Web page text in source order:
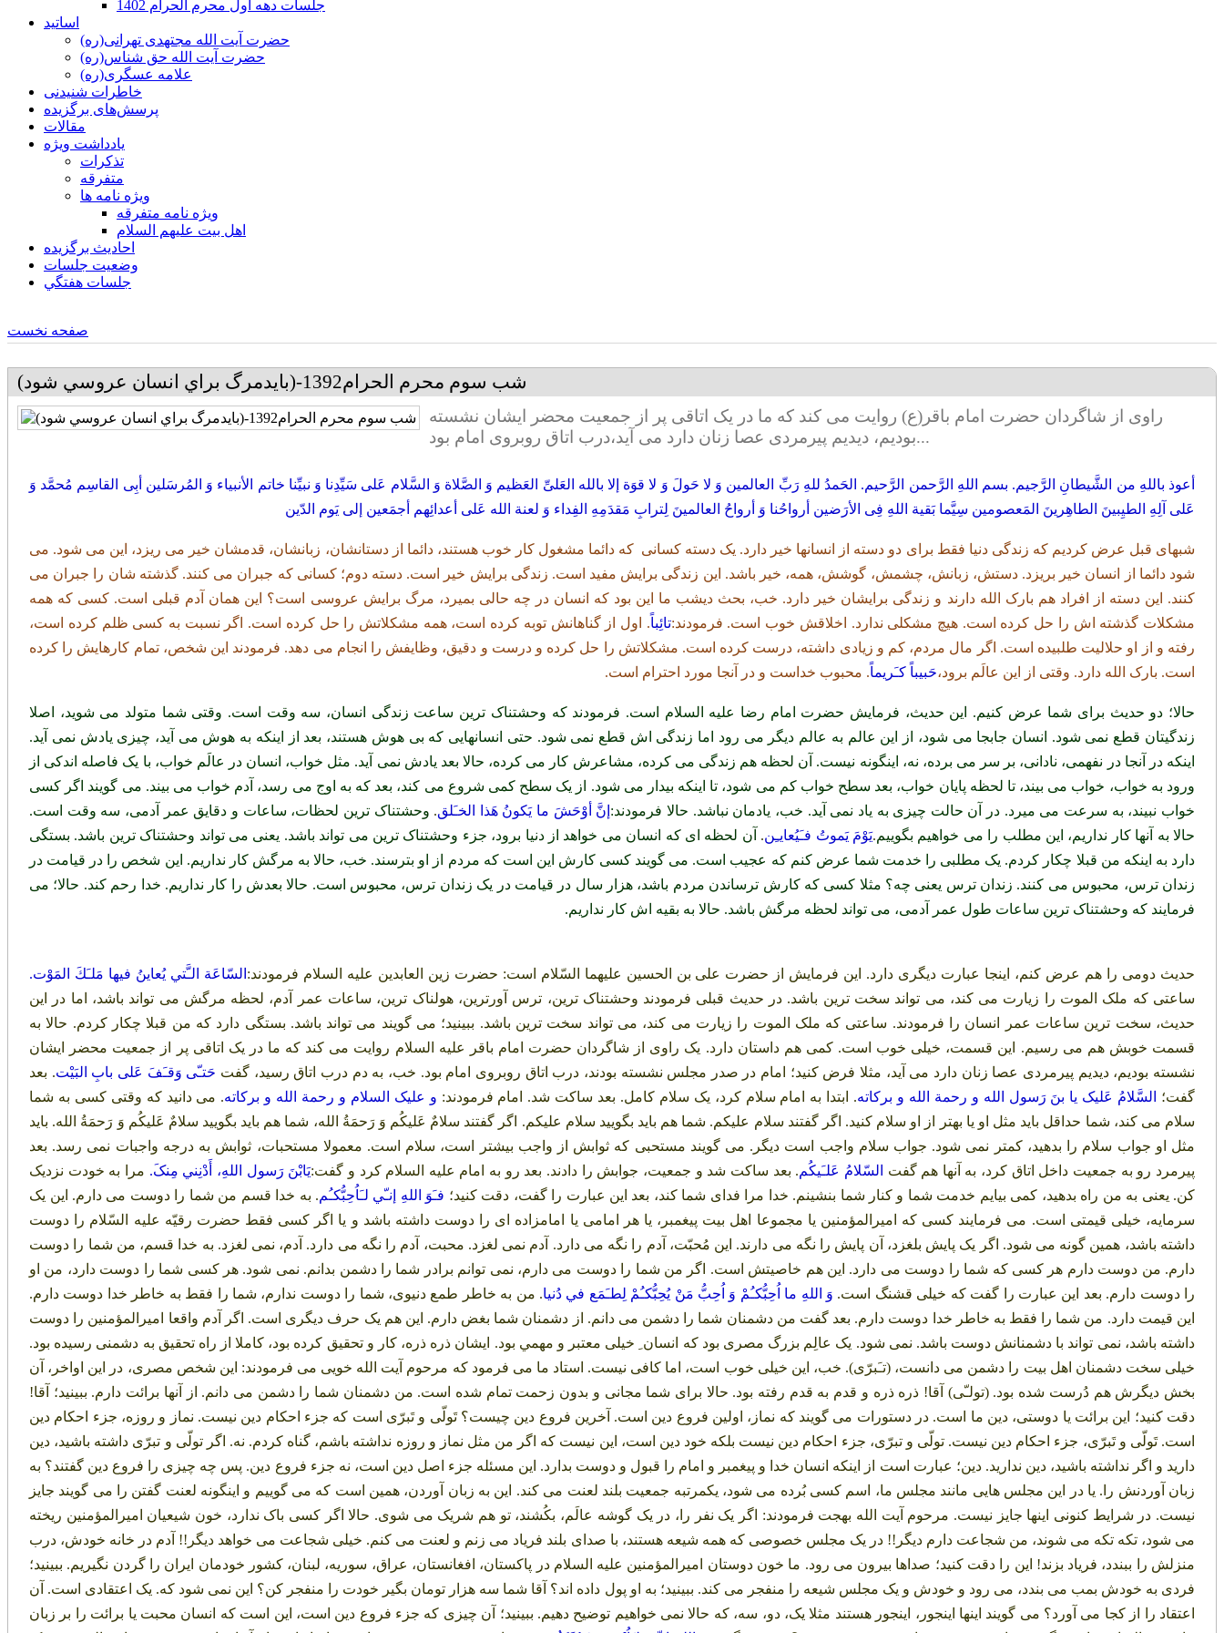
جلسات دهه اول محرم الحرام 1402
اساتید
حضرت آیت الله مجتهدی تهرانی(ره)
حضرت آیت الله حق شناس(ره)
علامه عسگری(ره)
خاطرات شنیدنی
پرسش‌های برگزیده
مقالات
یادداشت ویژه
تذكرات
متفرقه
ويژه نامه ها
ويژه نامه متفرقه
اهل بيت عليهم السلام
احادیث برگزیده
وضعیت جلسات
جلسات هفتگي
صفحه نخست
شب سوم محرم الحرام1392-(بايدمرگ براي انسان عروسي شود)
راوی از شاگردان حضرت امام باقر(ع) روایت می کند که ما در یک اتاقی پر از جمعیت محضر ایشان نشسته
بودیم، دیدیم پیرمردی عصا زنان دارد می آید،درب اتاق روبروی امام بود...
أعوذ باللهِ من الشَّیطانِ الرَّجیم. بسم اللهِ الرَّحمن الرَّحیم. الحَمدُ للهِ رَبِّ العالمین وَ لا حَولَ وَ لا قوَة إلا بالله العَلیِّ العَظیم وَ الصَّلاة وَ السَّلام عَلی سَیِّدِنا وَ نبیِّنا خاتم الأنبیاء وَ المُرسَلین أبِی القاسِم مُحمَّد وَ
عَلی آلِهِ الطیِبینَ الطاهِرینَ المَعصومین سِیَّما بَقیة اللهِ فِی الأرَضین أرواحُنا وَ أرواحُ العالمینَ لِترابِ مَقدَمِهِ الفِداء وَ لعنة الله عَلی أعدائِهم أجمَعین إلی یَوم الدّین
شبهای قبل عرض کردیم که زندگی دنیا فقط برای دو دسته از انسانها خیر دارد. یک دسته کسانی که دائما مشغول کار خوب هستند، دائما از دستانشان، زبانشان، قدمشان خیر می ریزد، این می شود. می
شود دائما از انسان خیر بریزد. دستش، زبانش، چشمش، گوشش، همه، خیر باشد. این زندگی برایش مفید است. زندگی برایش خیر است. دسته دوم؛ کسانی که جبران می کنند. گذشته شان را جبران می
کنند. این دسته از افراد هم بارک الله دارند و زندگی برایشان خیر دارد. خب، بحث دیشب ما این بود که انسان در چه حالی بمیرد، مرگ برایش عروسی است؟ این همان آدم قبلی است. کسی که همه
مشکلات گذشته اش را حل کرده است. هیچ مشکلی ندارد. اخلاقش خوب است. فرمودند:تائِباً. اول از گناهانش توبه کرده است، همه مشکلاتش را حل کرده است. اگر نسبت به کسی ظلم کرده است،
رفته و از او حلالیت طلبیده است. اگر مال مردم، کم و زیادی داشته، درست کرده است. مشکلاتش را حل کرده و درست و دقیق، وظایفش را انجام می دهد. فرمودند این شخص، تمام کارهایش را کرده
است. بارک الله دارد. وقتی از این عالَم برود،حَبيباً كـَريماً. محبوب خداست و در آنجا مورد احترام است.
حالا؛ دو حدیث برای شما عرض کنیم. این حدیث، فرمایش حضرت امام رضا علیه السلام است. فرمودند که وحشتناک ترین ساعت زندگی انسان، سه وقت است. وقتی شما متولد می شوید، اصلا
زندگیتان قطع نمی شود. انسان جابجا می شود، از این عالم به عالم دیگر می رود اما زندگی اش قطع نمی شود. حتی انسانهایی که بی هوش هستند، بعد از اینکه به هوش می آید، چیزی یادش نمی آید.
اینکه در آنجا در نفهمی، نادانی، بر سر می برده، نه، اینگونه نیست. آن لحظه هم زندگی می کرده، مشاعرش کار می کرده، حالا بعد یادش نمی آید. مثل خواب، انسان در عالَم خواب، با یک فاصله اندکی از
ورود به خواب، خواب می بیند، تا لحظه پایان خواب، بعد سطح خواب کم می شود، تا اینکه بیدار می شود. از یک سطح کمی شروع می کند، بعد که به اوج می رسد، آدم خواب می بیند. می گویند اگر کسی
خواب نبیند، به سرعت می میرد. در آن حالت چیزی به یاد نمی آید. خب، یادمان نباشد. حالا فرمودند: إنَّ أوْحَشَ ما يَكونُ هَذا الخـَلق. وحشتناک ترین لحظات، ساعات و دقایق عمر آدمی، سه وقت است.
حالا به آنها کار نداریم، این مطلب را می خواهیم بگوییم.يَوْمَ يَموتُ فـَيُعايـِن. آن لحظه ای که انسان می خواهد از دنیا برود، جزء وحشتناک ترین می تواند باشد. یعنی می تواند وحشتناک ترین باشد. بستگی
دارد به اینکه من قبلا چکار کردم. یک مطلبی را خدمت شما عرض کنم که عجیب است. می گویند کسی کارش این است که مردم از او بترسند. خب، حالا به مرگش کار نداریم. این شخص را در قیامت در
زندان ترس، محبوس می کنند. زندان ترس یعنی چه؟ مثلا کسی که کارش ترساندن مردم باشد، هزار سال در قیامت در یک زندان ترس، محبوس است. حالا بعدش را کار نداریم. خدا رحم کند. حالا؛ می
فرمایند که وحشتناک ترین ساعات طول عمر آدمی، می تواند لحظه مرگش باشد. حالا به بقیه اش کار نداریم.
حدیث دومی را هم عرض کنم، اینجا عبارت دیگری دارد. این فرمایش از حضرت علی بن الحسین علیهما السّلام است: حضرت زین العابدین علیه السلام فرمودند: السّاعَة الـَّتي يُعاينُ فيها مَلـَكَ المَوْت.
ساعتی که ملک الموت را زیارت می کند، می تواند سخت ترین باشد. در حدیث قبلی فرمودند وحشتناک ترین، ترس آورترین، هولناک ترین، ساعات عمر آدم، لحظه مرگش می تواند باشد، اما در این
حدیث، سخت ترین ساعات عمر انسان را فرمودند. ساعتی که ملک الموت را زیارت می کند، می تواند سخت ترین باشد. ببینید؛ می گویند می تواند باشد. بستگی دارد که من قبلا چکار کردم. حالا به
قسمت خوبش هم می رسیم. این قسمت، خیلی خوب است. کمی هم داستان دارد. یک راوی از شاگردان حضرت امام باقر علیه السلام روایت می کند که ما در یک اتاقی پر از جمعیت محضر ایشان
نشسته بودیم، دیدیم پیرمردی عصا زنان دارد می آید، مثلا فرض کنید؛ امام در صدر مجلس نشسته بودند، درب اتاق روبروی امام بود. خب، به دم درب اتاق رسید، گفت حَتـّى وَقـَفَ عَلى بابِ البَيْت. بعد
گفت؛
السَّلامُ عَلیک یا بنَ رَسول الله و رحمة الله و برکاته. ابتدا به امام سلام کرد، یک سلام کامل. بعد ساکت شد. امام فرمودند: و علیک السلام و رحمة الله و برکاته. می دانید که وقتی کسی به شما
سلام می کند، شما حداقل باید مثل او یا بهتر از او سلام کنید. اگر گفتند سلام علیکم. شما هم باید بگویید سلام علیکم. اگر گفتند سلامٌ عَلیکُم وَ رَحمَةُ الله، شما هم باید بگویید سلامٌ عَلیکُم وَ رَحمَةُ الله. باید
مثل او جواب سلام را بدهید، کمتر نمی شود. جواب سلام واجب است دیگر. می گویند مستحبی که ثوابش از واجب بیشتر است، سلام است. معمولا مستحبات، ثوابش به درجه واجبات نمی رسد. بعد
پیرمرد رو به جمعیت داخل اتاق کرد، به آنها هم گفت
السّلامُ عَلـَیکُم. بعد ساکت شد و جمعیت، جوابش را دادند. بعد رو به امام علیه السلام کرد و گفت:يَابْنَ رَسول اللهِ، أَدْنِني مِنکَ. مرا به خودت نزدیک
کن. یعنی به من راه بدهید، کمی بیایم خدمت شما و کنار شما بنشینم. خدا مرا فدای شما کند، بعد این عبارت را گفت، دقت کنید؛ فـَوَ اللهِ إنـّي لـَاُحِبُّكـُم. به خدا قسم من شما را دوست می دارم. این یک
سرمایه، خیلی قیمتی است. می فرمایند کسی که امیرالمؤمنین یا مجموعا اهل بیت پیغمبر، یا هر امامی یا امامزاده ای را دوست داشته باشد و یا اگر کسی فقط حضرت رقیّه علیه السّلام را دوست
داشته باشد، همین گونه می شود. اگر یک پایش بلغزد، آن پایش را نگه می دارند. این مُحبّت، آدم را نگه می دارد. آدم نمی لغزد. محبت، آدم را نگه می دارد. آدم، نمی لغزد. به خدا قسم، من شما را دوست
دارم. من دوست دارم هر کسی که شما را دوست می دارد. این هم خاصیتش است. اگر من شما را دوست می دارم، نمی توانم برادر شما را دشمن بدانم. نمی شود. هر کسی شما را دوست دارد، من او
را دوست دارم. بعد این عبارت را گفت که خیلی قشنگ است. وَ اللهِ ما اُحِبُّكـُمْ وَ اُحِبُّ مَنْ يُحِبُّكـُمْ لِطـَمَع في دُنيا. من به خاطر طمع دنیوی، شما را دوست ندارم، شما را فقط به خاطر خدا دوست دارم.
این قیمت دارد. من شما را فقط به خاطر خدا دوست دارم. بعد گفت من دشمنان شما را دشمن می دانم. از دشمنان شما بغض دارم. این هم یک حرف دیگری است. اگر آدم واقعا امیرالمؤمنین را دوست
داشته باشد، نمی تواند با دشمنانش دوست باشد. نمی شود. یک عالِم بزرگ مصری بود كه انسان ِ خیلی معتبر و مهمي بود. ایشان ذره ذره، کار و تحقیق کرده بود، کاملا از راه تحقیق به دشمنی رسیده بود.
خیلی سخت دشمنان اهل بیت را دشمن می دانست، (تـَبرّی). خب، این خیلی خوب است، اما کافی نیست. استاد ما می فرمود که مرحوم آیت الله خویی می فرمودند: این شخص مصری، در این اواخر، آن
بخش دیگرش هم دُرست شده بود. (تولـّی) آقا! ذره ذره و قدم به قدم رفته بود. حالا برای شما مجانی و بدون زحمت تمام شده است. من دشمنان شما را دشمن می دانم. از آنها برائت دارم. ببینید؛ آقا!
دقت کنید؛ این برائت یا دوستی، دین ما است. در دستورات می گویند که نماز، اولین فروع دین است. آخرین فروع دین چیست؟ تَولّی و تَبرّی است که جزء احکام دین نیست. نماز و روزه، جزء احکام دین
است. تَولّی و تَبرّی، جزء احکام دین نیست. تولّی و تبرّی، جزء احکام دین نیست بلکه خود دین است، این نیست که اگر من مثل نماز و روزه نداشته باشم، گناه کردم. نه. اگر تولّی و تبرّی داشته باشید، دین
دارید و اگر نداشته باشید، دین ندارید. دین؛ عبارت است از اینکه انسان خدا و پیغمبر و امام را قبول و دوست بدارد. این مسئله جزء اصل دین است، نه جزء فروع دین. پس چه چیزی را فروع دین گفتند؟ به
زبان آوردنش را. یا در این مجلس هایی مانند مجلس ما، اسم کسی بُرده می شود، یکمرتبه جمعیت بلند لعنت می کند. این به زبان آوردن، همین است که می گوییم و اینگونه لعنت گفتن را می گویند جایز
نیست. در شرایط کنونی اینها جایز نیست. مرحوم آیت الله بهجت فرمودند: اگر یک نفر را، در یک گوشه عالَم، بکُشند، تو هم شریک می شوی. حالا اگر کسی باک ندارد، خون شیعیان امیرالمؤمنین ریخته
می شود، تکه تکه می شوند، من شجاعت دارم دیگر!! در یک مجلس خصوصی که همه شیعه هستند، با صدای بلند فریاد می زنم و لعنت می کنم. خیلی شجاعت می خواهد دیگر!! آدم در خانه خودش، درب
منزلش را ببندد، فریاد بزند! این را دقت کنید؛ صداها بیرون می رود. ما خون دوستان امیرالمؤمنین علیه السلام در پاکستان، افغانستان، عراق، سوریه، لبنان، کشور خودمان ایران را گردن نگیریم. ببینید؛
فردی به خودش بمب می بندد، می رود و خودش و یک مجلس شیعه را منفجر می کند. ببینید؛ به او پول داده اند؟ آقا شما سه هزار تومان بگیر خودت را منفجر کن؟ این نمی شود که. یک اعتقادی است. آن
اعتقاد را از کجا می آورد؟ می گویند اینها اینجور، اینجور هستند مثلا یک، دو، سه، که حالا نمی خواهیم توضیح دهیم. ببینید؛ آن چیزی که جزء فروع دین است، این است که انسان محبت یا برائت را بر زبان